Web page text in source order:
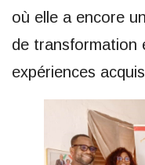
où elle a encore
de transformation
expériences